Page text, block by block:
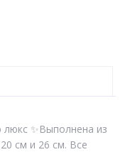
люкс ✨Выполнена из
см и 26 см. Все